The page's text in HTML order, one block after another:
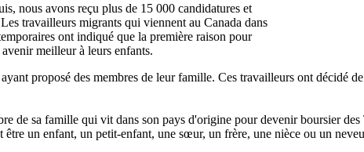
nous avons reçu plus de 15 000 candidatures et
travailleurs migrants qui viennent au Canada dans
ont indiqué que la première raison pour
meilleur à leurs enfants.
proposé des membres de leur famille. Ces travailleurs ont décidé
de sa famille qui vit dans son pays d'origine pour devenir boursier
un enfant, un petit-enfant, une sœur, un frère, une nièce ou un